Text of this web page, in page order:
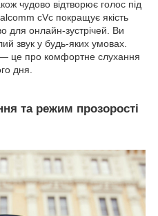
чудово відтворює голос під
cVc покращує якість
для онлайн-зустрічей. Ви
звук у будь-яких умовах.
це про комфортне слухання
дня.
та режим прозорості